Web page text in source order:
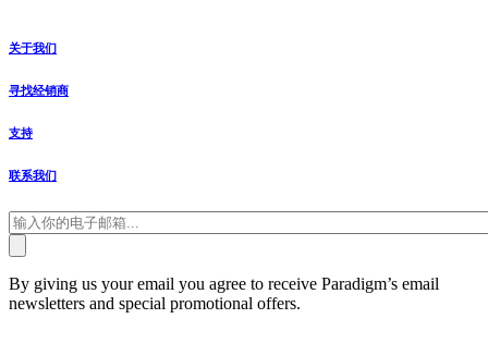
关于我们
寻找经销商
支持
联系我们
By giving us your email you agree to receive Paradigm’s email
newsletters and special promotional offers.